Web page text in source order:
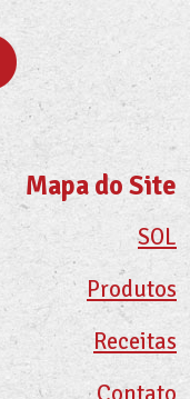
Mapa do Site
SOL
Produtos
Receitas